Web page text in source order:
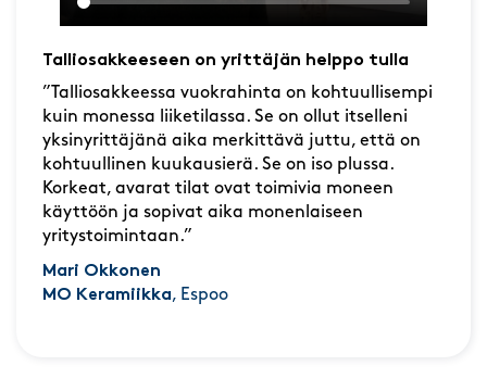
Talliosakkeeseen on yrittäjän helppo tulla
”Talliosakkeessa vuokrahinta on kohtuullisempi
kuin monessa liiketilassa. Se on ollut itselleni
yksinyrittäjänä aika merkittävä juttu, että on
kohtuullinen kuukausierä. Se on iso plussa.
Korkeat, avarat tilat ovat toimivia moneen
käyttöön ja sopivat aika monenlaiseen
yritystoimintaan.”
Mari Okkonen
MO Keramiikka, Espoo